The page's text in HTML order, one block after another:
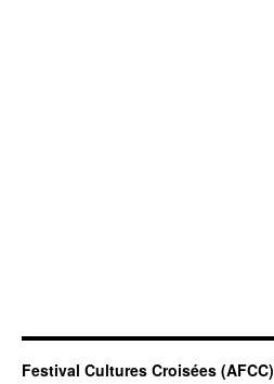
Festival Cultures Croisées (AFCC)